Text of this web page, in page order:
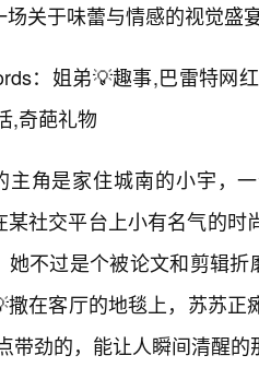
场关于味蕾与情感的视觉盛
：姐弟💡趣事,巴雷特网
,奇葩礼物
主角是家住城南的小宇，
某社交平台上小有名气的
她不过是个被论文和剪辑
撒在客厅的地毯上，苏苏
带劲的，能让人瞬间清醒的